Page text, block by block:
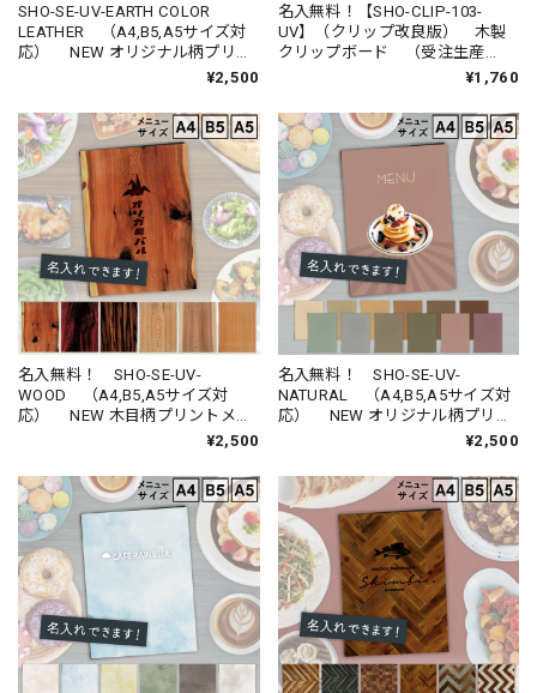
SHO-SE-UV-EARTH COLOR
LEATHER （A4,B5,A5サイズ対
応） NEW オリジナル柄プリン
トメニューブック （受注生産
¥2,500
名入無料！【SHO-CLIP-103-
UV】（クリップ改良版） 木製
クリップボード （受注生産
品） SHIMBI SAPPORO（シン
UV 両面印刷 縦長（受注生産
品）
¥1,760
名入無料！ SHO-SE-UV-
WOOD （A4,B5,A5サイズ対
応） NEW 木目柄プリントメニ
ューブック （受注生産品）¥2,500
名入無料！ SHO-SE-UV-
NATURAL （A4,B5,A5サイズ対
応） NEW オリジナル柄プリン
トメニューブック （受注生産
¥2,500